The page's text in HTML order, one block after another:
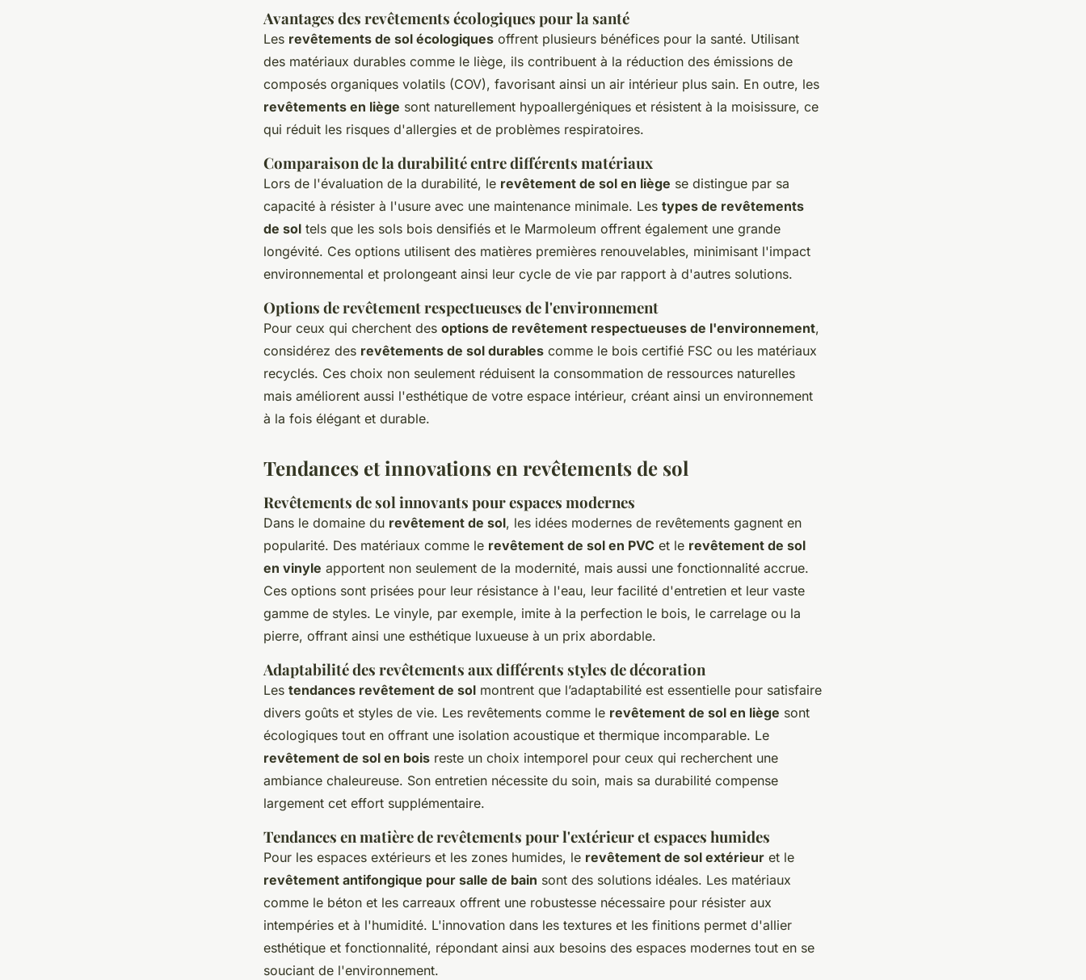
Avantages des revêtements écologiques pour la santé
Les revêtements de sol écologiques offrent plusieurs bénéfices pour la santé. Utilisant
des matériaux durables comme le liège, ils contribuent à la réduction des émissions de
composés organiques volatils (COV), favorisant ainsi un air intérieur plus sain. En outre, les
revêtements en liège sont naturellement hypoallergéniques et résistent à la moisissure, ce
qui réduit les risques d'allergies et de problèmes respiratoires.
Comparaison de la durabilité entre différents matériaux
Lors de l'évaluation de la durabilité, le revêtement de sol en liège se distingue par sa
capacité à résister à l'usure avec une maintenance minimale. Les types de revêtements
de sol tels que les sols bois densifiés et le Marmoleum offrent également une grande
longévité. Ces options utilisent des matières premières renouvelables, minimisant l'impact
environnemental et prolongeant ainsi leur cycle de vie par rapport à d'autres solutions.
Options de revêtement respectueuses de l'environnement
Pour ceux qui cherchent des options de revêtement respectueuses de l'environnement,
considérez des revêtements de sol durables comme le bois certifié FSC ou les matériaux
recyclés. Ces choix non seulement réduisent la consommation de ressources naturelles
mais améliorent aussi l'esthétique de votre espace intérieur, créant ainsi un environnement
à la fois élégant et durable.
Tendances et innovations en revêtements de sol
Revêtements de sol innovants pour espaces modernes
Dans le domaine du revêtement de sol, les idées modernes de revêtements gagnent en
popularité. Des matériaux comme le revêtement de sol en PVC et le revêtement de sol
en vinyle apportent non seulement de la modernité, mais aussi une fonctionnalité accrue.
Ces options sont prisées pour leur résistance à l'eau, leur facilité d'entretien et leur vaste
gamme de styles. Le vinyle, par exemple, imite à la perfection le bois, le carrelage ou la
pierre, offrant ainsi une esthétique luxueuse à un prix abordable.
Adaptabilité des revêtements aux différents styles de décoration
Les tendances revêtement de sol montrent que l’adaptabilité est essentielle pour satisfaire
divers goûts et styles de vie. Les revêtements comme le revêtement de sol en liège sont
écologiques tout en offrant une isolation acoustique et thermique incomparable. Le
revêtement de sol en bois reste un choix intemporel pour ceux qui recherchent une
ambiance chaleureuse. Son entretien nécessite du soin, mais sa durabilité compense
largement cet effort supplémentaire.
Tendances en matière de revêtements pour l'extérieur et espaces humides
Pour les espaces extérieurs et les zones humides, le revêtement de sol extérieur et le
revêtement antifongique pour salle de bain sont des solutions idéales. Les matériaux
comme le béton et les carreaux offrent une robustesse nécessaire pour résister aux
intempéries et à l'humidité. L'innovation dans les textures et les finitions permet d'allier
esthétique et fonctionnalité, répondant ainsi aux besoins des espaces modernes tout en se
souciant de l'environnement.